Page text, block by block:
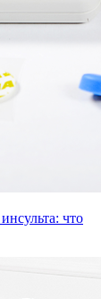
что